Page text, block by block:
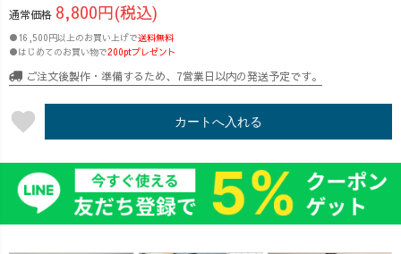
通常価格 8,800円(税込)
●16,500円以上のお買い上げで送料無料
●はじめてのお買い物で200ptプレゼント
ご注文後製作・準備するため、7営業日以内の発送予定です。
favorite カートへ入れる